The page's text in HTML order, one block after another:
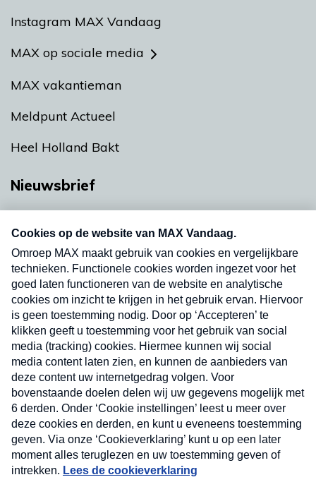
Instagram MAX Vandaag
MAX op sociale media
MAX vakantieman
Meldpunt Actueel
Heel Holland Bakt
Nieuwsbrief
nieuwsbrief. Elke vrijdag- en dinsdagochtend in
uw mailbox.
Verzend
Nieuwsbrief
Neem hier een gratis abonnement op onze
nieuwsbrief. Elke vrijdag- en dinsdagochtend in uw